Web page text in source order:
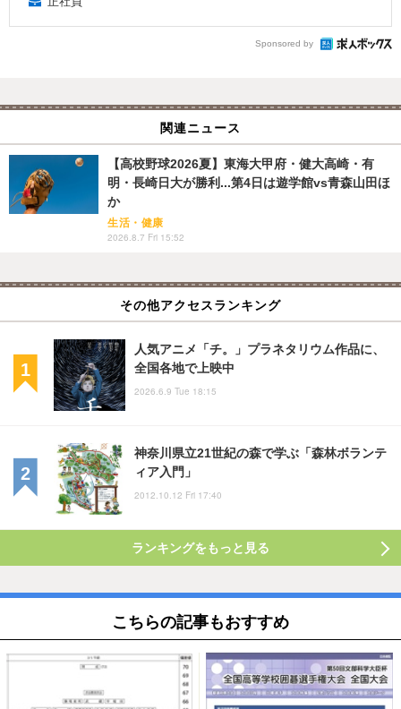
Sponsored by
関連ニュース
【高校野球2026夏】東海大甲府・健大高崎・有
明・長崎日大が勝利...第4日は遊学館vs青森山田ほ
か
生活・健康
2026.8.7 Fri 15:52
その他アクセスランキング
人気アニメ「チ。」プラネタリウム作品に、
全国各地で上映中
2026.6.9 Tue 18:15
神奈川県立21世紀の森で学ぶ「森林ボランテ
ィア入門」
2012.10.12 Fri 17:40
ランキングをもっと見る
こちらの記事もおすすめ